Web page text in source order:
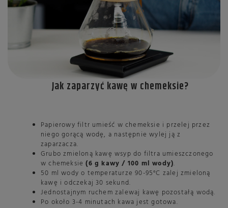
Jak zaparzyć kawę w chemeksie?
Papierowy filtr umieść w chemeksie i przelej przez
niego gorącą wodę, a następnie wylej ją z
zaparzacza.
Grubo zmieloną kawę wsyp do filtra umieszczonego
w chemeksie(6 g kawy / 100 ml wody).
50 ml wody o temperaturze 90-95°C zalej zmieloną
kawę i odczekaj 30 sekund.
Jednostajnym ruchem zalewaj kawę pozostałą wodą.
Po około 3-4 minutach kawa jest gotowa.